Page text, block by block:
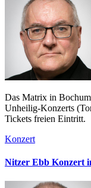
Das Matrix in Bochum verspricht heute allen Besuchern des
Unheilig-Konzerts
Tickets freien Eintritt.
Konzert
Nitzer Ebb Konzert